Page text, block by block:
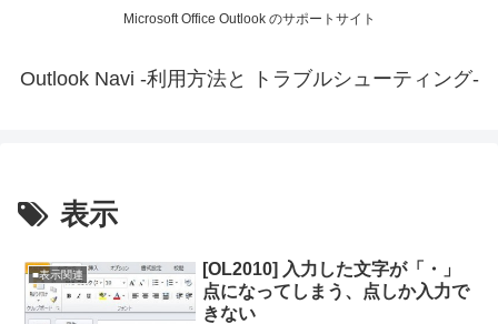
Microsoft Office Outlook のサポートサイト
Outlook Navi -利用方法と トラブルシューティング-
表示
■表示関連
[OL2010] 入力した文字が「・」
点になってしまう、点しか入力で
きない